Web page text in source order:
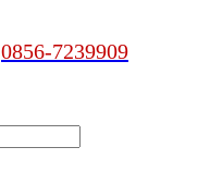
0856-7239909